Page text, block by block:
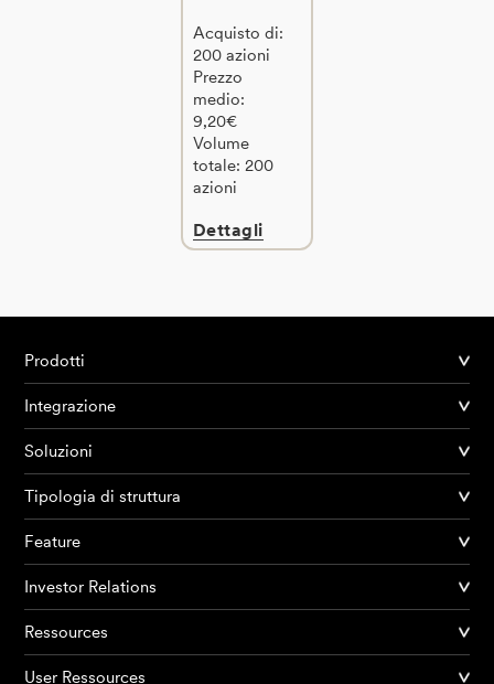
Acquisto di:
200 azioni
Prezzo
medio:
9,20€
Volume
totale: 200
azioni
Dettagli
Prodotti
Integrazione
Soluzioni
Tipologia di struttura
Feature
Investor Relations
Ressources
User Ressources